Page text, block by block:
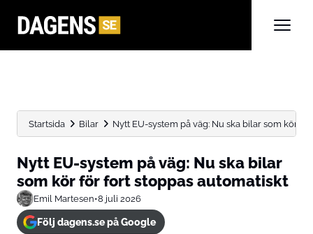
Startsida Bilar Nytt EU-system på väg: Nu ska bilar som kör
Nytt EU-system på väg: Nu ska bilar
som kör för fort stoppas automatiskt
Emil Martesen•8 juli 2026
Följ dagens.se på Google